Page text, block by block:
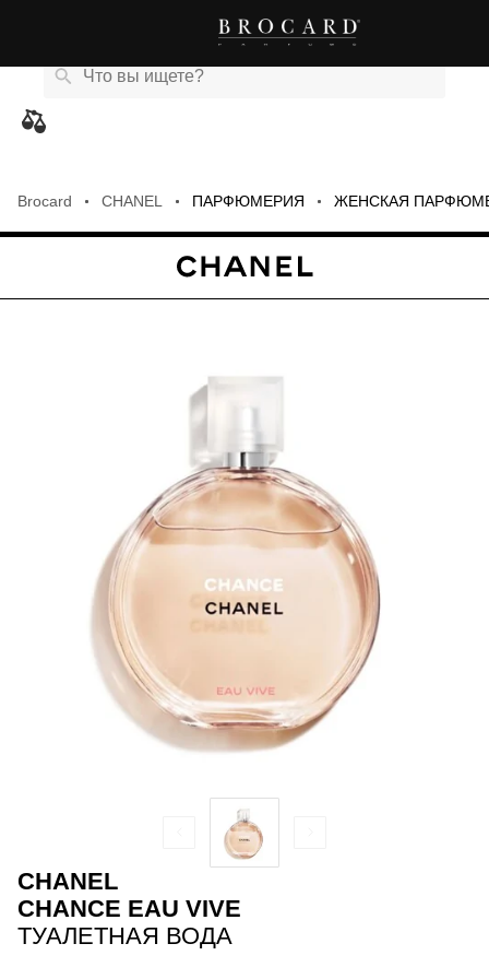
Brocard CHANEL ПАРФЮМЕРИЯ ЖЕНСКАЯ
CHANEL
CHANCE EAU VIVE
ТУАЛЕТНАЯ ВОДА